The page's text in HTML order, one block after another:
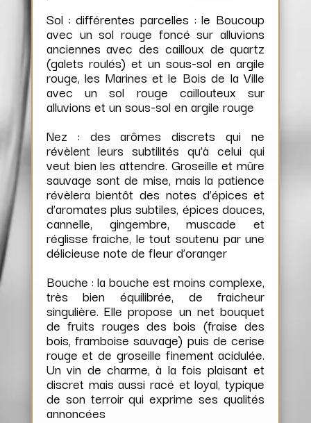
Sol : différentes parcelles : le Boucoup
avec un sol rouge foncé sur alluvions
anciennes avec des cailloux de quartz
(galets roulés) et un sous-sol en argile
rouge, les Marines et le Bois de la Ville
avec un sol rouge caillouteux sur
alluvions et un sous-sol en argile rouge
Nez : des arômes discrets qui ne
révèlent leurs subtilités qu’à celui qui
veut bien les attendre. Groseille et mûre
sauvage sont de mise, mais la patience
révèlera bientôt des notes d’épices et
d’aromates plus subtiles, épices douces,
cannelle, gingembre, muscade et
réglisse fraiche, le tout soutenu par une
délicieuse note de fleur d’oranger
Bouche : la bouche est moins complexe,
très bien équilibrée, de fraicheur
singulière. Elle propose un net bouquet
de fruits rouges des bois (fraise des
bois, framboise sauvage) puis de cerise
rouge et de groseille finement acidulée.
Un vin de charme, à la fois plaisant et
discret mais aussi racé et loyal, typique
de son terroir qui exprime ses qualités
annoncées